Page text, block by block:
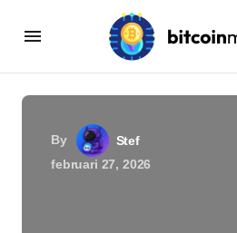
By
Stef
februari 27, 2026